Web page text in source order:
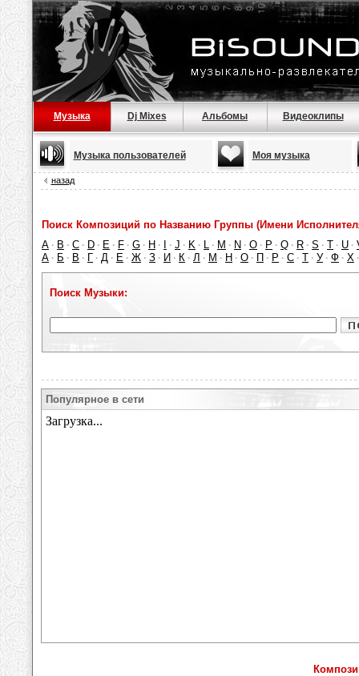
Музыка Dj Mixes Альбомы Видеоклипы
Музыка пользователей Моя музыка
назад
Поиск Композиций по Названию Группы (Имени
A · B · C · D · E · F · G · H · · J · K · L · M · N · O · P · Q · R · S · T · U ·
А · Б · В · Г · Д · Е · Ж · З · И · К · Л · М · Н · О · П · Р · С · Т · У · Ф · Х
Поиск Музыки:
Популярное в сети